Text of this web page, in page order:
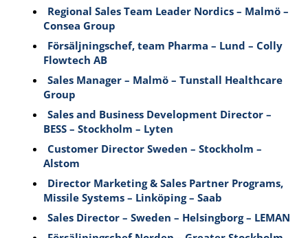
Regional Sales Team Leader Nordics – Malmö –
Consea Group
Försäljningschef, team Pharma – Lund – Colly
Flowtech AB
Sales Manager – Malmö – Tunstall Healthcare
Group
Sales and Business Development Director –
BESS – Stockholm – Lyten
Customer Director Sweden – Stockholm –
Alstom
Director Marketing & Sales Partner Programs,
Missile Systems – Linköping – Saab
Sales Director – Sweden – Helsingborg – LEMAN